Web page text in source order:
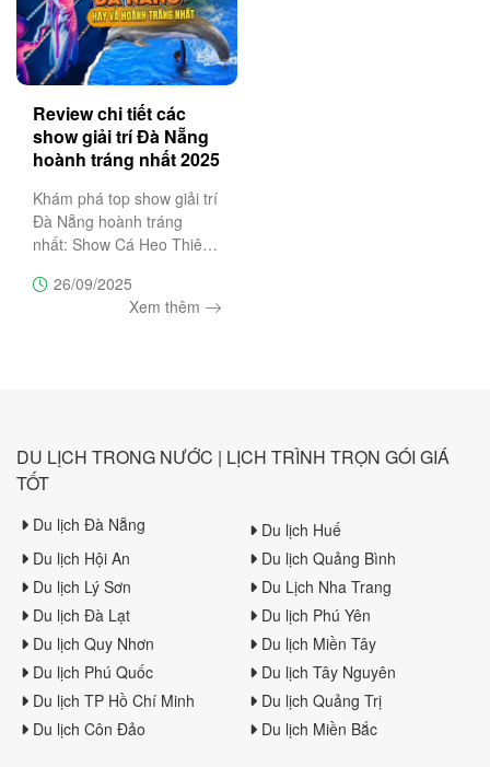
Review chi tiết các
show giải trí Đà Nẵng
hoành tráng nhất 2025
Khám phá top show giải trí
Đà Nẵng hoành tráng
nhất: Show Cá Heo Thiên
An, Charming Đà Nẵng, À
Ố Show. Đặt vé ưu đãi
26/09/2025
Xem thêm
DU LỊCH TRONG NƯỚC | LỊCH TRÌNH TRỌN GÓI GIÁ
TỐT
Du lịch Đà Nẵng
Du lịch Huế
Du lịch Hội An
Du lịch Quảng Bình
Du lịch Lý Sơn
Du Lịch Nha Trang
Du lịch Đà Lạt
Du lịch Phú Yên
Du lịch Quy Nhơn
Du lịch Miền Tây
Du lịch Phú Quốc
Du lịch Tây Nguyên
Du lịch TP Hồ Chí Minh
Du lịch Quảng Trị
Du lịch Côn Đảo
Du lịch Miền Bắc